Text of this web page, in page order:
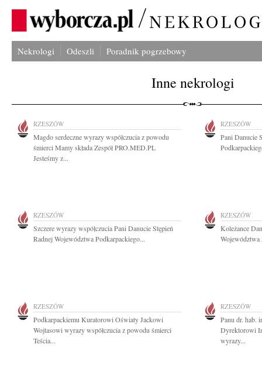
Nekrologi Odeszli Poradnik pogrzebowy
Inne nekrologi
RZESZÓW
Magdo serdeczne wyrazy współczucia z powodu
śmierci Mamy składa Zespół PRO.MED.PL
Jesteśmy z...
RZESZÓW
Pani Danucie
RZESZÓW
Szczere wyrazy współczucia Pani Danucie Stępień
Radnej Województwa Podkarpackiego...
RZESZÓW
Koleżance
Województwa
RZESZÓW
Podkarpackiemu Kuratorowi Oświaty Jackowi
Wojtasowi wyrazy współczucia z powodu śmierci
Teścia...
RZESZÓW
Panu dr. hab.
Dyrektorowi
wyrazy...